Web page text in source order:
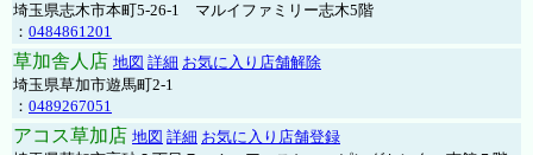
埼玉県志木市本町5-26-1 マルイファミリー志木5階
： 0484861201
草加舎人店 地図 詳細 お気に入り店舗解除
埼玉県草加市遊馬町2-1
： 0489267051
アコス草加店 地図 詳細 お気に入り店舗登録